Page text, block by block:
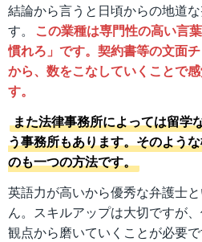
結論から言うと日頃からの地道
す。
この業種は専門性の高い言
慣れろ」です。契約書等の文面
から、数をこなしていくことで
す。
また法律事務所によっては留学
う事務所もあります。そのよう
のも一つの方法です。
英語力が高いから優秀な弁護士
ん。スキルアップは大切ですが
観点から磨いていくことが必要で